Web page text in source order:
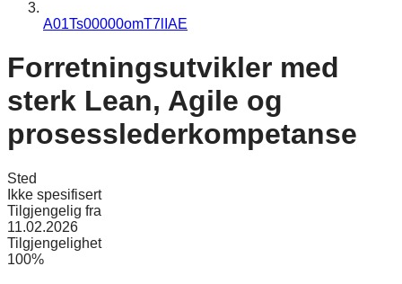
A01Ts00000omT7lIAE
Forretningsutvikler med
sterk Lean, Agile og
prosesslederkompetanse
Sted
Ikke spesifisert
Tilgjengelig fra
11.02.2026
Tilgjengelighet
100%